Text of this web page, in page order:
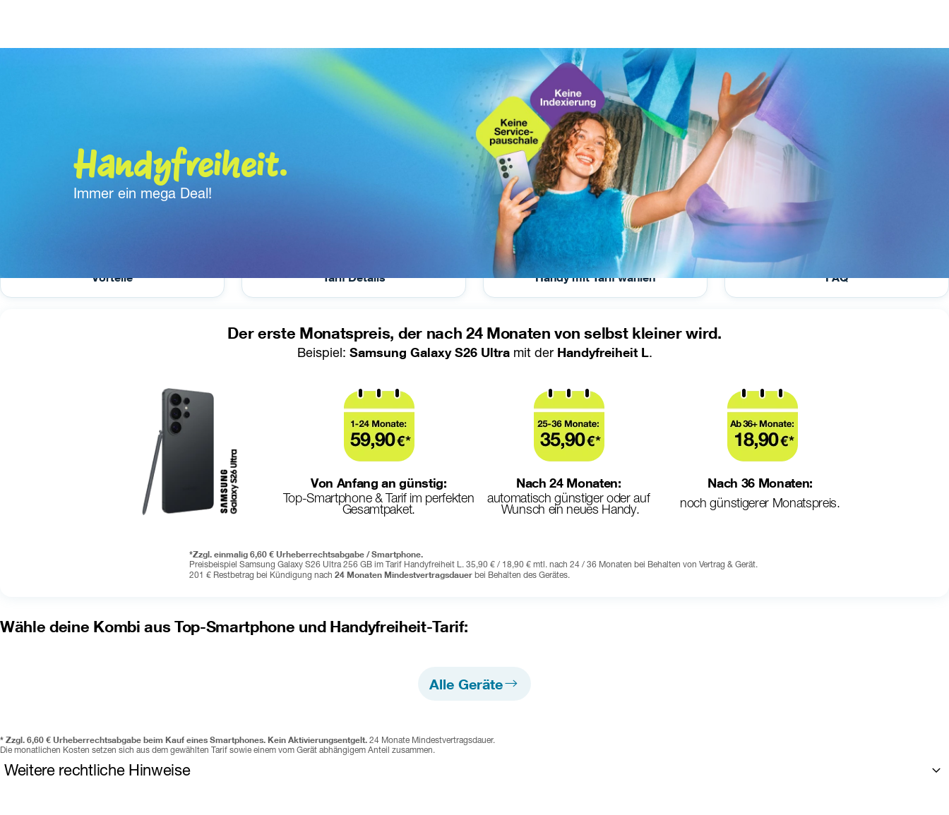
Handyfreiheit.
Immer ein mega Deal!
Vorteile Tarif Details Handy mit Tarif wählen FAQ
Der erste Monatspreis, der nach 24 Monaten von selbst kleiner wird.
Beispiel: Samsung Galaxy S26 Ultra mit der Handyfreiheit L.
Von Anfang an günstig:
Top-Smartphone & Tarif im perfekten
Gesamtpaket.
Nach 24 Monaten:
automatisch günstiger oder auf
Wunsch ein neues Handy.
Nach 36 Monaten:
noch günstigerer Monatspreis.
*Zzgl. einmalig 6,60 € Urheberrechtsabgabe / Smartphone.
Preisbeispiel Samsung Galaxy S26 Ultra 256 GB im Tarif Handyfreiheit L. 35,90 € / 18,90 € mtl. nach 24 / 36 Monaten bei Behalten von Vertrag & Gerät.
201 € Restbetrag bei Kündigung nach 24 Monaten Mindestvertragsdauer bei Behalten des Gerätes.
Wähle deine Kombi aus Top-Smartphone und Handyfreiheit-Tarif:
Alle Geräte
* Zzgl. 6,60 € Urheberrechtsabgabe beim Kauf eines Smartphones. Kein Aktivierungsentgelt. 24 Monate Mindestvertragsdauer.
Die monatlichen Kosten setzen sich aus dem gewählten Tarif sowie einem vom Gerät abhängigem Anteil zusammen.
Weitere rechtliche Hinweise